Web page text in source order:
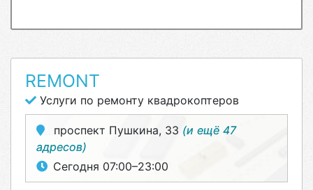
REMONT
Услуги по ремонту квадрокоптеров
проспект Пушкина, 33 (и ещё 47
адресов)
Сегодня 07:00–23:00